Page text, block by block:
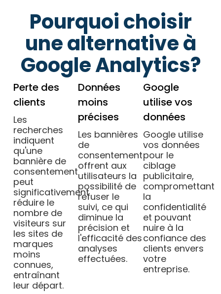
Pourquoi choisir
une alternative à
Google Analytics?
Perte des
clients
Les
recherches
indiquent
qu'une
bannière de
consentement
peut
significativement
réduire le
nombre de
visiteurs sur
les sites de
marques
moins
connues,
entraînant
leur départ.
Données
moins
précises
Les bannières
de
consentement
offrent aux
utilisateurs la
possibilité de
refuser le
suivi, ce qui
diminue la
précision et
l'efficacité des
analyses
effectuées.
Google
utilise vos
données
Google utilise
vos données
pour le
ciblage
publicitaire,
compromettant
la
confidentialité
et pouvant
nuire à la
confiance des
clients envers
votre
entreprise.